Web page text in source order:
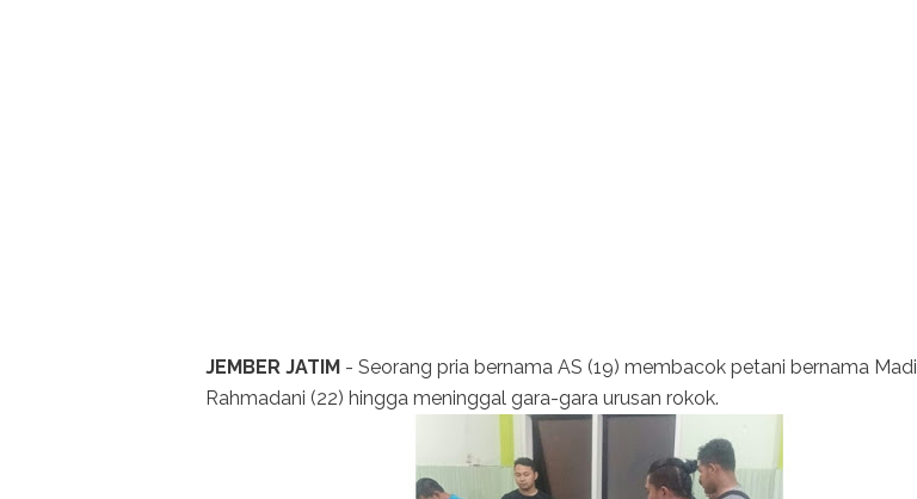
JEMBER JATIM - Seorang pria bernama AS (19) membacok petani bernama Madi
Rahmadani (22) hingga meninggal gara-gara urusan rokok.